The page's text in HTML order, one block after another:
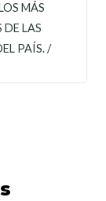
MÁS
DE LAS
PAÍS. /